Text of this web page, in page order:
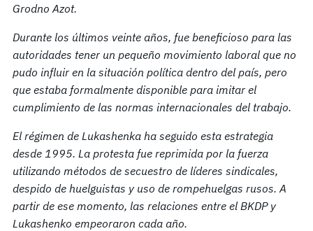
Grodno Azot.
Durante los últimos veinte años, fue beneficioso para las
autoridades tener un pequeño movimiento laboral que no
pudo influir en la situación política dentro del país, pero
que estaba formalmente disponible para imitar el
cumplimiento de las normas internacionales del trabajo.
El régimen de Lukashenka ha seguido esta estrategia
desde 1995. La protesta fue reprimida por la fuerza
utilizando métodos de secuestro de líderes sindicales,
despido de huelguistas y uso de rompehuelgas rusos. A
partir de ese momento, las relaciones entre el BKDP y
Lukashenko empeoraron cada año.